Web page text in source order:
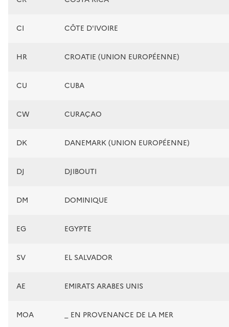
CI CÔTE D'IVOIRE
HR CROATIE (UNION EUROPÉENNE)
CU CUBA
CW CURAÇAO
DK DANEMARK (UNION EUROPÉENNE)
DJ DJIBOUTI
DM DOMINIQUE
EG EGYPTE
SV EL SALVADOR
AE EMIRATS ARABES UNIS
MOA _ EN PROVENANCE DE LA MER